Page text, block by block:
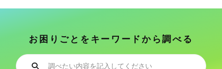
お困りごとをキーワードから調べる